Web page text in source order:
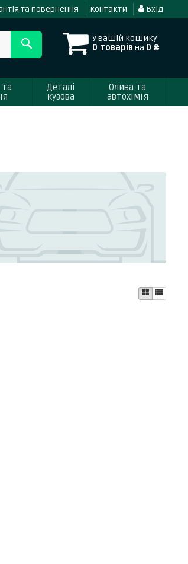
та повернення Контакти Вхід
У вашій кошику
0 товарів на 0 ₴
Деталі
кузова
Олива та
автохімія